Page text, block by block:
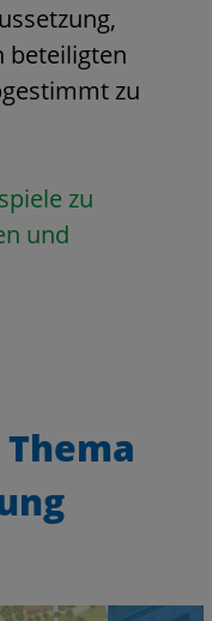
beteiligten
zu
zu
und